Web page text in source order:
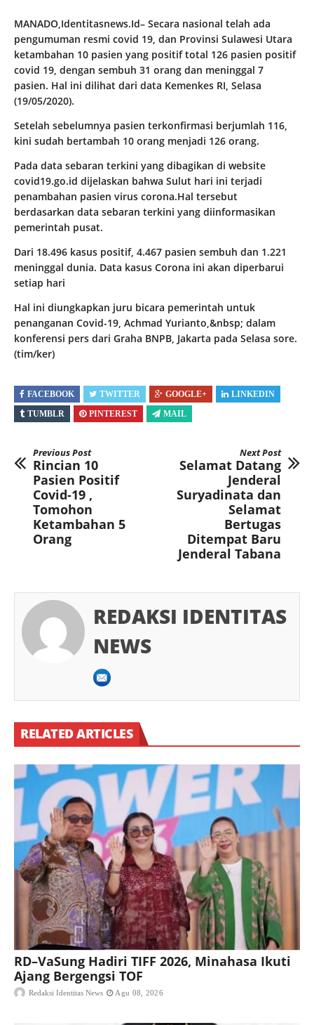
MANADO,Identitasnews.Id– Secara nasional telah ada
pengumuman resmi covid 19, dan Provinsi Sulawesi Utara
ketambahan 10 pasien yang positif total 126 pasien positif
covid 19, dengan sembuh 31 orang dan meninggal 7
pasien. Hal ini dilihat dari data Kemenkes RI, Selasa
(19/05/2020).
Setelah sebelumnya pasien terkonfirmasi berjumlah 116,
kini sudah bertambah 10 orang menjadi 126 orang.
Pada data sebaran terkini yang dibagikan di website
covid19.go.id dijelaskan bahwa Sulut hari ini terjadi
penambahan pasien virus corona.Hal tersebut
berdasarkan data sebaran terkini yang diinformasikan
pemerintah pusat.
Dari 18.496 kasus positif, 4.467 pasien sembuh dan 1.221
meninggal dunia. Data kasus Corona ini akan diperbarui
setiap hari
Hal ini diungkapkan juru bicara pemerintah untuk
penanganan Covid-19, Achmad Yurianto,&nbsp; dalam
konferensi pers dari Graha BNPB, Jakarta pada Selasa sore.
(tim/ker)
FACEBOOK TWITTER GOOGLE+
LINKEDIN
TUMBLR
PINTEREST MAIL
Previous Post
Rincian 10
Pasien Positif
Covid-19 ,
Tomohon
Ketambahan 5
Orang
Next Post
Selamat Datang
Jenderal
Suryadinata dan
Selamat
Bertugas
Ditempat Baru
Jenderal Tabana
REDAKSI IDENTITAS
NEWS
RELATED ARTICLES
RD–VaSung Hadiri TIFF 2026, Minahasa Ikuti
Ajang Bergengsi TOF
Redaksi Identitas News Agu 08, 2026